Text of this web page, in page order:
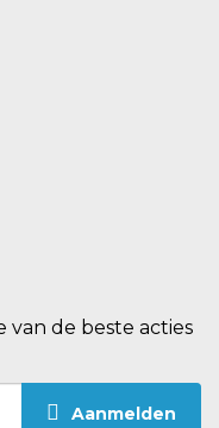
van de beste acties
Aanmelden